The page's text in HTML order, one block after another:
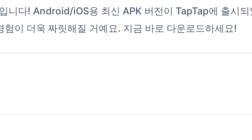
니다! Android/iOS용 최신 APK 버전이 TapTap에 출시
이 더욱 짜릿해질 거예요. 지금 바로 다운로드하세요!